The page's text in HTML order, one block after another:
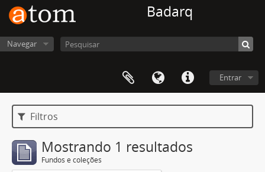
Badarq
Navegar
Entrar
Filtros
Mostrando 1 resultados
Fundos e coleções